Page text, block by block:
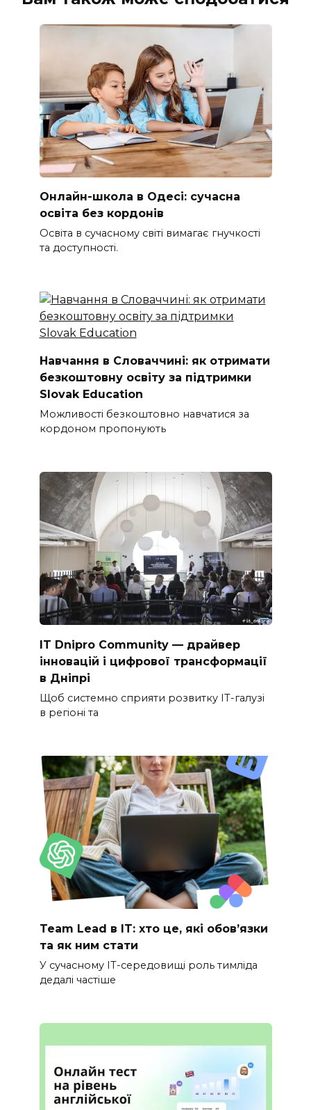
Онлайн-школа в Одесі: сучасна
освіта без кордонів
Освіта в сучасному світі вимагає гнучкості
та доступності.
Навчання в Словаччині: як отримати
безкоштовну освіту за підтримки
Slovak Education
Можливості безкоштовно навчатися за
кордоном пропонують
IT Dnipro Community — драйвер
інновацій і цифрової трансформації
в Дніпрі
Щоб системно сприяти розвитку ІТ-галузі
в регіоні та
Team Lead в IT: хто це, які обов’язки
та як ним стати
У сучасному IT-середовищі роль тимліда
дедалі частіше